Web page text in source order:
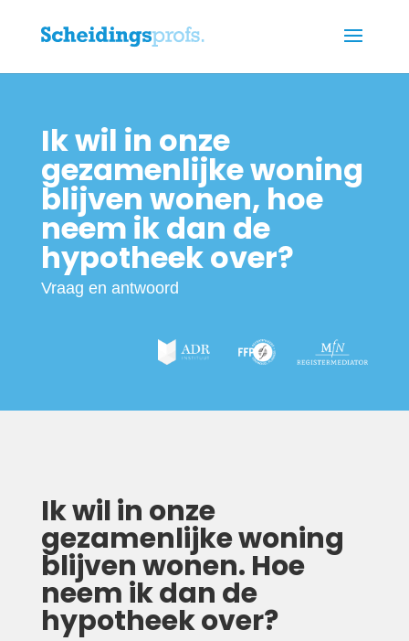
Ik wil in onze
gezamenlijke woning
blijven wonen, hoe
neem ik dan de
hypotheek over?
Vraag en antwoord
Ik wil in onze
gezamenlijke woning
blijven wonen. Hoe
neem ik dan de
hypotheek over?